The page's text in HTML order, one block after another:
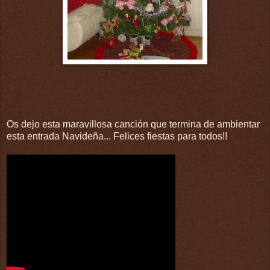
Os dejo esta maravillosa canción que termina de ambientar
esta entrada Navideña... Felices fiestas para todos!!